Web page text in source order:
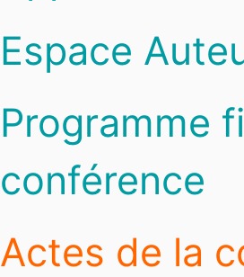
Espace
Programme
conférence
Actes de la